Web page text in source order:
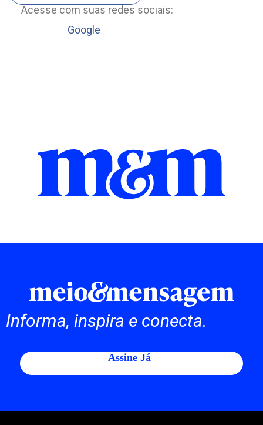
Acesse com suas redes sociais:
Google
Informa, inspira e conecta.
Assine Já